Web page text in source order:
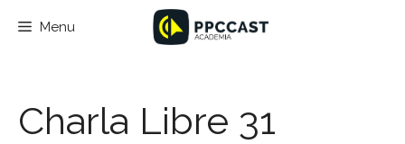
Menu
Charla Libre 31